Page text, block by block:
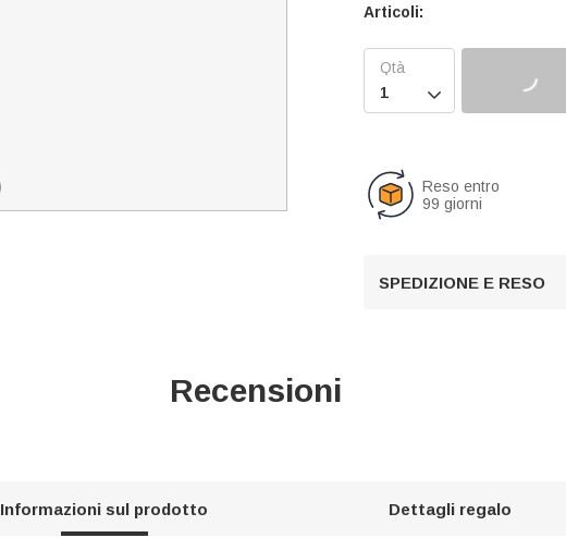
Articoli:

Reso entro
99 giorni
SPEDIZIONE E RESO
Recensioni
Informazioni sul prodotto Dettagli regalo